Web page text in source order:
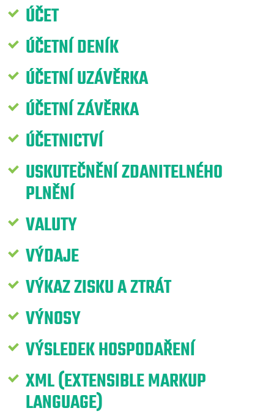
ÚČET
ÚČETNÍ DENÍK
ÚČETNÍ UZÁVĚRKA
ÚČETNÍ ZÁVĚRKA
ÚČETNICTVÍ
USKUTEČNĚNÍ ZDANITELNÉHO
PLNĚNÍ
VALUTY
VÝDAJE
VÝKAZ ZISKU A ZTRÁT
VÝNOSY
VÝSLEDEK HOSPODAŘENÍ
XML (EXTENSIBLE MARKUP
LANGUAGE)